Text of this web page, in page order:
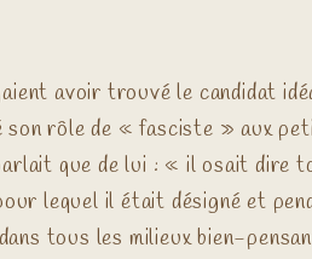
avoir trouvé le candidat
rôle de « fasciste » aux
que de lui : « il osait dire
lequel il était désigné et
tous les milieux bien-